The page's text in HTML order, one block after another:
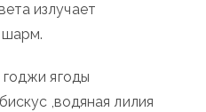
излучает
ягоды
,водяная лилия